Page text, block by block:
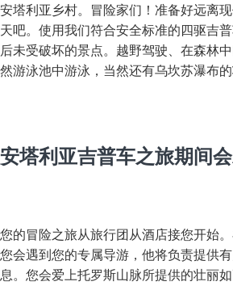
安塔利亚乡村。冒险家们！准备好远离
天吧。使用我们符合安全标准的四驱吉
后未受破坏的景点。越野驾驶、在森林
然游泳池中游泳，当然还有乌坎苏瀑布的
安塔利亚吉普车之旅期间
您的冒险之旅从旅行团从酒店接您开始
您会遇到您的专属导游，他将负责提供
息。您会爱上托罗斯山脉所提供的壮丽如